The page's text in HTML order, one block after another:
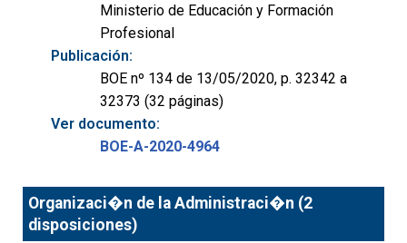
Ministerio de Educación y Formación
Profesional
Publicación:
BOE nº 134 de 13/05/2020, p. 32342 a
32373 (32 páginas)
Ver documento:
BOE-A-2020-4964
Organizaci�n de la Administraci�n (2
disposiciones)